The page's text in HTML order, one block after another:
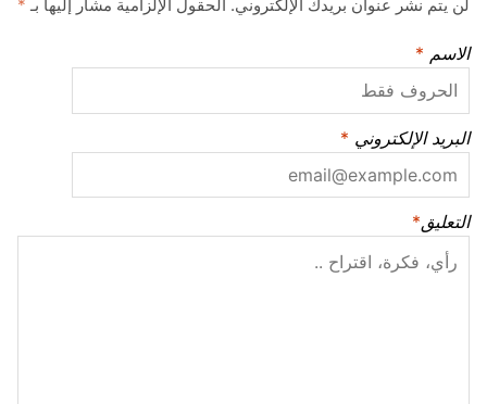
لن يتم نشر عنوان بريدك الإلكتروني. الحقول الإلزامية مشار إليها بـ *
الاسم *
البريد الإلكتروني *
التعليق*